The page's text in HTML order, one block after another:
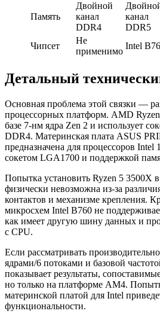
Память
Двойной
канал
DDR4
канал
DDR5
Чипсет
Не
применимо
Intel
Детальный
Основная проблема этой связки —
процессорных платформ. AMD
базе 7-нм ядра Zen 2 и использует
DDR4. Материнская плата ASUS
предназначена для процессоров Intel
сокетом LGA1700 и поддержкой
Попытка установить Ryzen 5 3500X
физически невозможна из-за
контактов и механизме крепления.
микросхем Intel B760 не
как имеет другую шину данных и
с CPU.
Если рассматривать
ядрами/6 потоками и базовой
показывает результаты,
но только на платформе AM4.
материнской платой для Intel
функциональности.